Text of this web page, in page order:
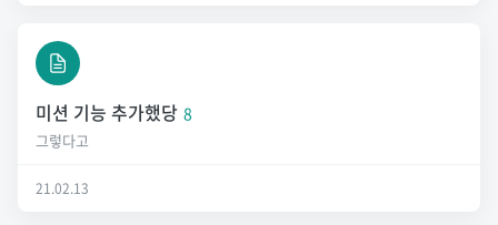
미션 기능 추가했당 8
그렇다고
21.02.13